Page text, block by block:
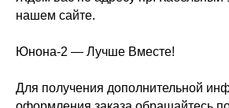
нашем сайте.
Юнона-2 — Лучше Вместе!
Для получения дополнительной